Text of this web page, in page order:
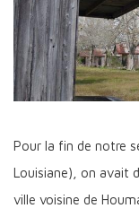
Pour la fin de notre
Louisiane), on avait
ville voisine de